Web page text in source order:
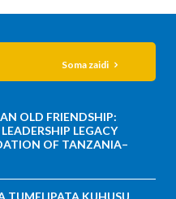
Soma zaidi
OLD FRIENDSHIP:
LEGACY
OF TANZANIA–
TUMELIPATA KUHUSU